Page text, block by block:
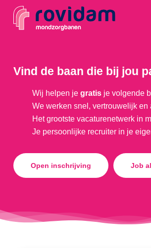
Vind de baan die bij jou
Wij helpen je gratisje volgende
We werken snel, vertrouwelijk en
Het grootste vacaturenetwerk in
Je persoonlijke recruiter in je
Open inschrijving Job